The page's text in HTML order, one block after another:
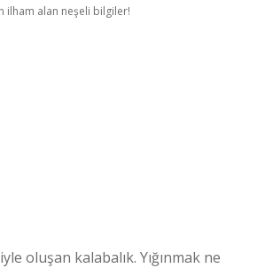
ilham alan neşeli bilgiler!
oluşan kalabalık. Yığınmak ne